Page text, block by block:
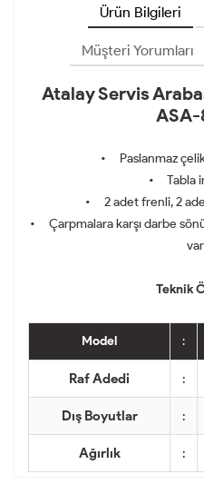
Ürün Bilgileri
Müşteri Yorumları
Atalay Servis
• Paslanmaz
• Tabla
• 2 adet frenli, 2
• Çarpmalara karşı darbe
Teknik
Model :
Raf Adedi :
Dış Boyutlar :
Ağırlık :